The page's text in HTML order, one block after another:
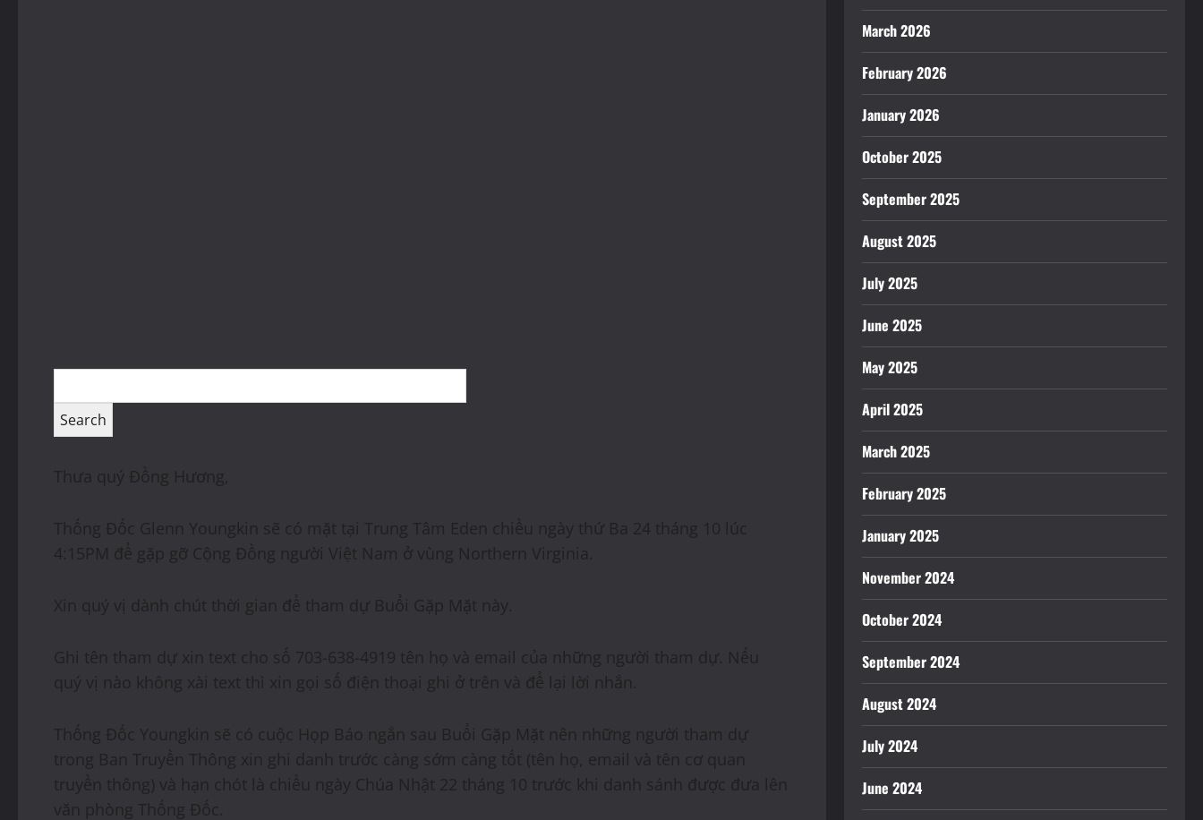
Thưa quý Đồng Hương,
Thống Đốc Glenn Youngkin sẽ có mặt tại Trung Tâm Eden chiều ngày thứ Ba 24 tháng 10 lúc
4:15PM để gặp gỡ Cộng Đồng người Việt Nam ở vùng Northern Virginia.
Xin quý vị dành chút thời gian để tham dự Buổi Gặp Mặt này.
Ghi tên tham dự xin text cho số 703-638-4919 tên họ và email của những người tham dự. Nếu
quý vị nào không xài text thì xin gọi số điện thoại ghi ở trên và để lại lời nhắn.
Thống Đốc Youngkin sẽ có cuộc Họp Báo ngắn sau Buổi Gặp Mặt nên những người tham dự
trong Ban Truyền Thông xin ghi danh trước càng sớm càng tốt (tên họ, email và tên cơ quan
truyền thông) và hạn chót là chiều ngày Chúa Nhật 22 tháng 10 trước khi danh sánh được đưa lên
văn phòng Thống Đốc.
March 2026
February 2026
January 2026
October 2025
September 2025
August 2025
July 2025
June 2025
May 2025
April 2025
March 2025
February 2025
January 2025
November 2024
October 2024
September 2024
August 2024
July 2024
June 2024